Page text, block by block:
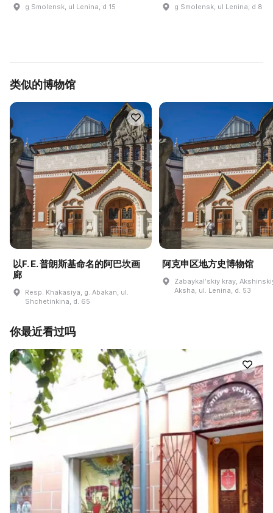
g Smolensk, ul Lenina, d 15 g Smolensk, ul Lenina, d 8
类似的博物馆
以F. E. 普朗斯基命名的阿巴坎画
廊
Resp. Khakasiya, g. Abakan, ul.
Shchetinkina, d. 65
阿克申区地方史博物馆
Zabaykalʹskiy kray,
Aksha, ul. Lenina, d. 53
你最近看过吗